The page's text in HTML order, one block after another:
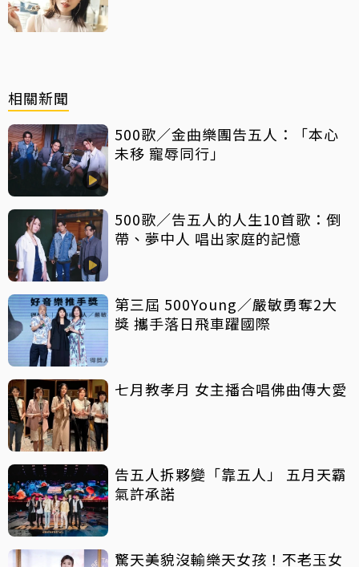
相關新聞
500歌／金曲樂團告五人：「本心
未移 寵辱同行」
500歌／告五人的人生10首歌：倒
帶、夢中人 唱出家庭的記憶
第三屆 500Young／嚴敏勇奪2大
獎 攜手落日飛車躍國際
七月教孝月 女主播合唱佛曲傳大愛
告五人拆夥變「靠五人」 五月天霸
氣許承諾
驚天美貌沒輸樂天女孩！不老玉女